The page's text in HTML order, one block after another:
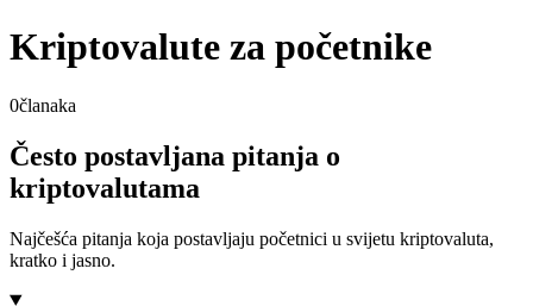
Kriptovalute za početnike
0članaka
Često postavljana pitanja o
kriptovalutama
Najčešća pitanja koja postavljaju početnici u svijetu kriptovaluta,
kratko i jasno.